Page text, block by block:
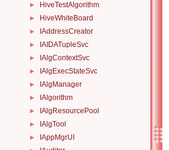
► HiveTestAlgorithm
► HiveWhiteBoard
► IAddressCreator
► IAIDATupleSvc
► IAlgContextSvc
► IAlgExecStateSvc
► IAlgManager
► IAlgorithm
► IAlgResourcePool
► IAlgTool
► IAppMgrUI